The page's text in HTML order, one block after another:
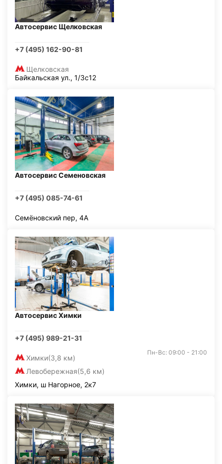
Автосервис Щелковская
+7 (495) 162-90-81
Щелковская
Байкальская ул., 1/3с12
Автосервис Семеновская
+7 (495) 085-74-61
Семёновский пер, 4А
Автосервис Химки
+7 (495) 989-21-31
Химки(3,8 км)
Левобережная(5,6 км)
Пн-Вс: 09:00 - 21:00
Химки, ш Нагорное, 2к7